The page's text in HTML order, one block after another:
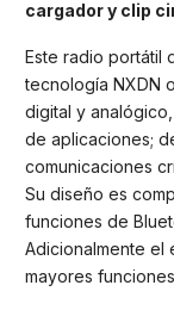
cargador y clip
Este radio portátil
tecnología NXDN
digital y
de aplicaciones;
comunicaciones
Su diseño es
funciones de
Adicionalmente el
mayores